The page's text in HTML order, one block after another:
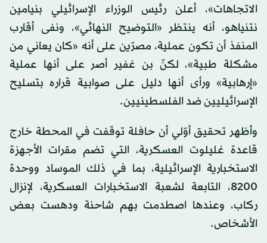
الاتجاهات»، أعلن رئيس الوزراء الإسرائيلي بنيامين
نتنياهو، أنه ينتظر «التوضيح النهائي»، ونفى أقارب
المنفذ أن تكون عملية، مصرّين على أنه «كان يعاني من
مشكلة طبية»، لكنّ بن غفير أصر على أنها عملية
«إرهابية» ورأى أنها دليل على صوابية قراره بتسليح
الإسرائيليين ضد الفلسطينيين.
وأظهر تحقيق أوّلي أن حافلة توقفت في المحطة خارج
قاعدة غليلوت العسكرية، التي تضم مقرات الأجهزة
الاستخبارية الإسرائيلية، بما في ذلك الموساد ووحدة
8200، التابعة لشعبة الاستخبارات العسكرية، لإنزال
ركاب، وعندها اصطدمت بهم شاحنة ودهست بعض
الأشخاص.